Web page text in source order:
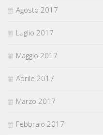
Agosto 2017
Luglio 2017
Maggio 2017
Aprile 2017
Marzo 2017
Febbraio 2017